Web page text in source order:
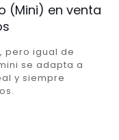
(Mini) en venta
pero igual de
se adapta a
y siempre